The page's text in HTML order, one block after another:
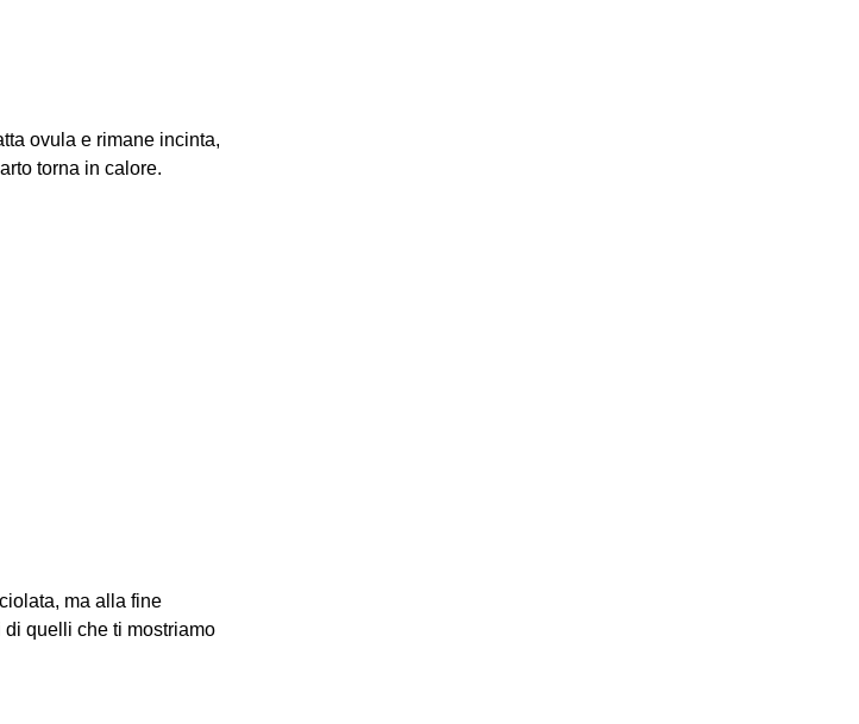
ovula e rimane incinta,
torna in calore.
ma alla fine
quelli che ti mostriamo